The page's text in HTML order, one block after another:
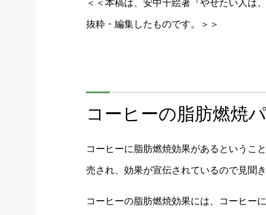
＜＜本稿は、安中千絵著『やせたい人は
抜粋・編集したものです。＞＞
コーヒーの脂肪燃焼
コーヒーに脂肪燃焼効果があるというこ
売され、効果が宣伝されているので見聞
コーヒーの脂肪燃焼効果には、コーヒー